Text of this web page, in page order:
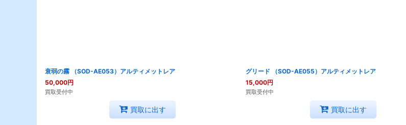
衰弱の霧 （SOD-AE053）アルティメットレア
50,000円
買取受付中
買取に出す
グリード （SOD-AE055）アルティメットレア
15,000円
買取受付中
買取に出す